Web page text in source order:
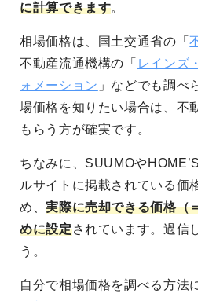
に計算できます。
相場価格は、国土交通省の「
不動産流通機構の「 レインズ
ォメーション 」などでも調べ
場価格を知りたい場合は、不
もらう方が確実です。
ちなみに、SUUMOや
ルサイトに掲載されている価
め、実際に売却できる価格（
めに設定されています。過信
う。
自分で相場価格を調べる方法